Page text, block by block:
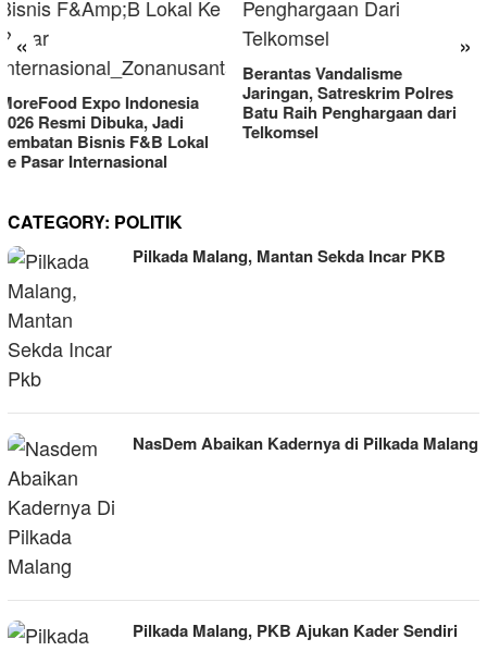
« »
Berantas Vandalisme
Jaringan, Satreskrim Polres
Batu Raih Penghargaan dari
Telkomsel
RM OG Alami Kenaikan
Omset di Porprov IX Jatim
2025
CATEGORY: POLITIK
Pilkada Malang, Mantan Sekda Incar PKB
NasDem Abaikan Kadernya di Pilkada Malang
Pilkada Malang, PKB Ajukan Kader Sendiri